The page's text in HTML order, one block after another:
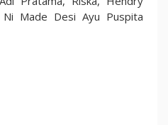
Made Desi Ayu Puspita